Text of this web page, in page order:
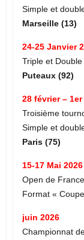
Simple et
Marseille (13)
24-25 Janvier
Triple et
Puteaux (92)
28 février –
Troisième
Simple et
Paris (75)
15-17 Mai 2026
Open de
Format «
juin 2026
Championnat